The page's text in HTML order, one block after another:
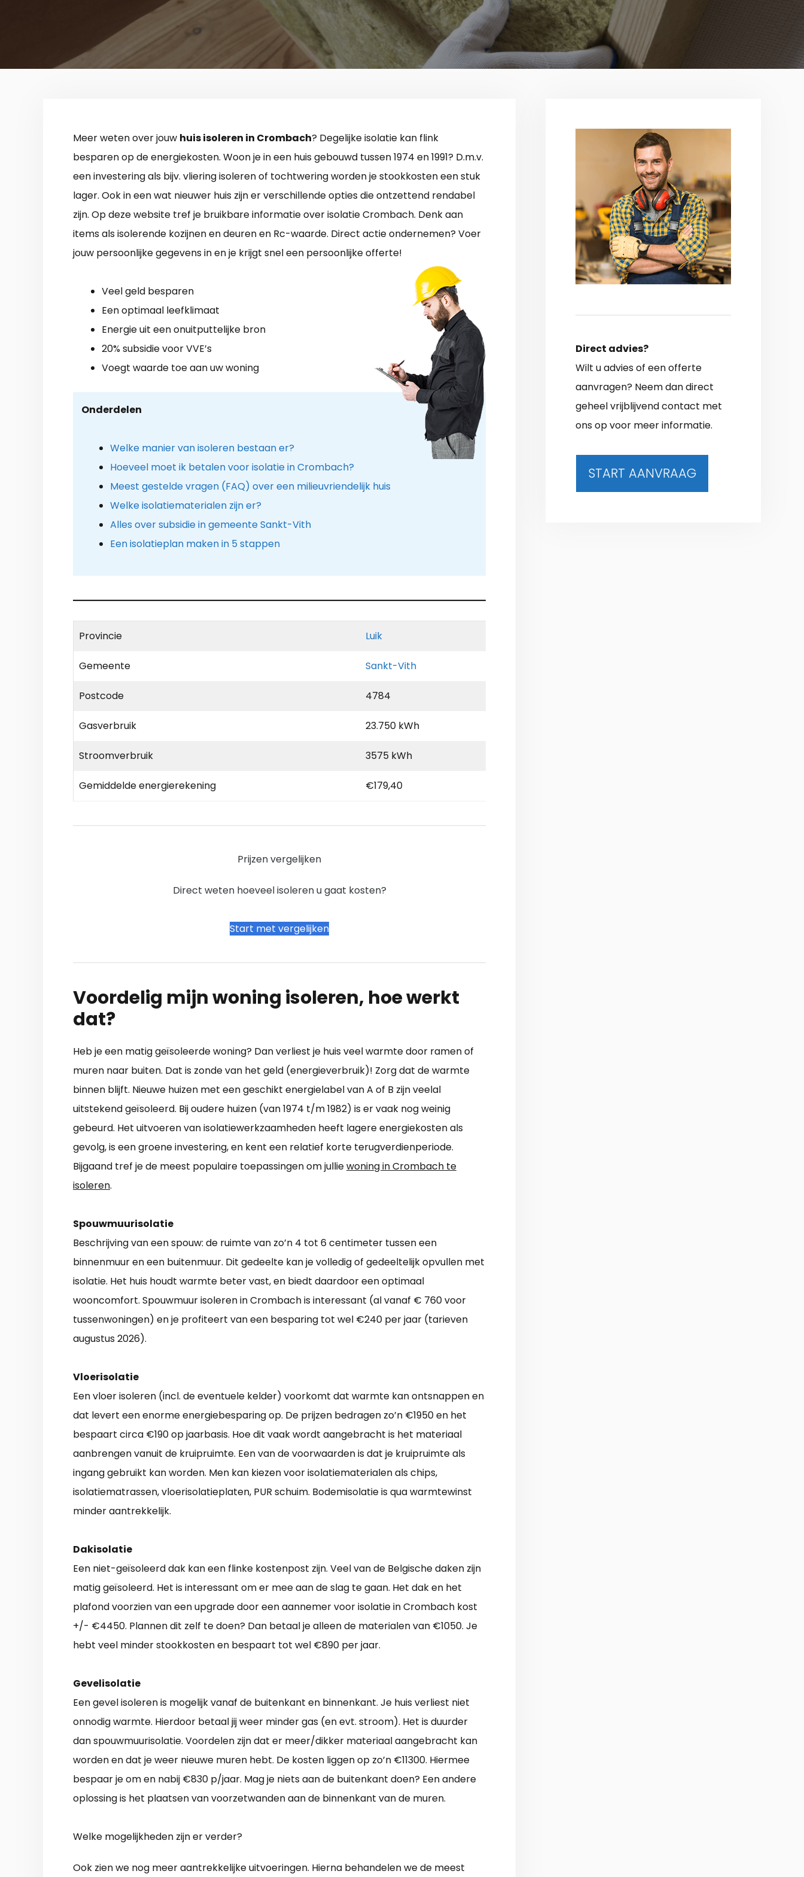
Meer weten over jouw huis isoleren in Crombach? Degelijke isolatie kan flink
besparen op de energiekosten. Woon je in een huis gebouwd tussen 1974 en 1991? D.m.v.
een investering als bijv. vliering isoleren of tochtwering worden je stookkosten een stuk
lager. Ook in een wat nieuwer huis zijn er verschillende opties die ontzettend rendabel
zijn. Op deze website tref je bruikbare informatie over isolatie Crombach. Denk aan
items als isolerende kozijnen en deuren en Rc-waarde. Direct actie ondernemen? Voer
jouw persoonlijke gegevens in en je krijgt snel een persoonlijke offerte!
Veel geld besparen
Een optimaal leefklimaat
Energie uit een onuitputtelijke bron
20% subsidie voor VVE’s
Voegt waarde toe aan uw woning
Onderdelen
Welke manier van isoleren bestaan er?
Hoeveel moet ik betalen voor isolatie in Crombach?
Meest gestelde vragen (FAQ) over een milieuvriendelijk huis
Welke isolatiematerialen zijn er?
Alles over subsidie in gemeente Sankt-Vith
Een isolatieplan maken in 5 stappen
Provincie Luik
Gemeente Sankt-Vith
Postcode 4784
Gasverbruik 23.750 kWh
Stroomverbruik 3575 kWh
Gemiddelde energierekening €179,40
Prijzen vergelijken
Direct weten hoeveel isoleren u gaat kosten?
Start met vergelijken
Voordelig mijn woning isoleren, hoe werkt
dat?
Heb je een matig geïsoleerde woning? Dan verliest je huis veel warmte door ramen of
muren naar buiten. Dat is zonde van het geld (energieverbruik)! Zorg dat de warmte
binnen blijft. Nieuwe huizen met een geschikt energielabel van A of B zijn veelal
uitstekend geïsoleerd. Bij oudere huizen (van 1974 t/m 1982) is er vaak nog weinig
gebeurd. Het uitvoeren van isolatiewerkzaamheden heeft lagere energiekosten als
gevolg, is een groene investering, en kent een relatief korte terugverdienperiode.
Bijgaand tref je de meest populaire toepassingen om julliewoning in Crombach te
isoleren.
Spouwmuurisolatie
Beschrijving van een spouw: de ruimte van zo’n 4 tot 6 centimeter tussen een
binnenmuur en een buitenmuur. Dit gedeelte kan je volledig of gedeeltelijk opvullen met
isolatie. Het huis houdt warmte beter vast, en biedt daardoor een optimaal
wooncomfort. Spouwmuur isoleren in Crombach is interessant (al vanaf € 760 voor
tussenwoningen) en je profiteert van een besparing tot wel €240 per jaar (tarieven
augustus 2026).
Vloerisolatie
Een vloer isoleren (incl. de eventuele kelder) voorkomt dat warmte kan ontsnappen en
dat levert een enorme energiebesparing op. De prijzen bedragen zo’n €1950 en het
bespaart circa €190 op jaarbasis. Hoe dit vaak wordt aangebracht is het materiaal
aanbrengen vanuit de kruipruimte. Een van de voorwaarden is dat je kruipruimte als
ingang gebruikt kan worden. Men kan kiezen voor isolatiematerialen als chips,
isolatiematrassen, vloerisolatieplaten, PUR schuim. Bodemisolatie is qua warmtewinst
minder aantrekkelijk.
Dakisolatie
Een niet-geïsoleerd dak kan een flinke kostenpost zijn. Veel van de Belgische daken zijn
matig geïsoleerd. Het is interessant om er mee aan de slag te gaan. Het dak en het
plafond voorzien van een upgrade door een aannemer voor isolatie in Crombach kost
+/- €4450. Plannen dit zelf te doen? Dan betaal je alleen de materialen van €1050. Je
hebt veel minder stookkosten en bespaart tot wel €890 per jaar.
Gevelisolatie
Een gevel isoleren is mogelijk vanaf de buitenkant en binnenkant. Je huis verliest niet
onnodig warmte. Hierdoor betaal jij weer minder gas (en evt. stroom). Het is duurder
dan spouwmuurisolatie. Voordelen zijn dat er meer/dikker materiaal aangebracht kan
worden en dat je weer nieuwe muren hebt. De kosten liggen op zo’n €11300. Hiermee
bespaar je om en nabij €830 p/jaar. Mag je niets aan de buitenkant doen? Een andere
oplossing is het plaatsen van voorzetwanden aan de binnenkant van de muren.
Welke mogelijkheden zijn er verder?
Ook zien we nog meer aantrekkelijke uitvoeringen. Hierna behandelen we de meest
Direct advies?
Wilt u advies of een offerte
aanvragen? Neem dan direct
geheel vrijblijvend contact met
ons op voor meer informatie.
START AANVRAAG